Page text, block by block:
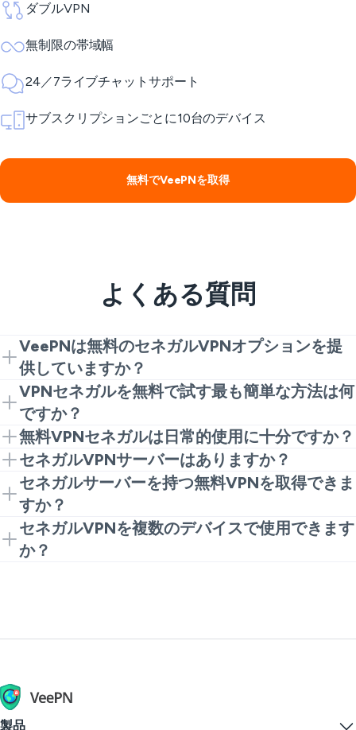
ダブルVPN
無制限の帯域幅
24／7ライブチャットサポート
サブスクリプションごとに10台のデバイス
無料でVeePNを取得
よくある質問
VeePNは無料のセネガルVPNオプションを提
供していますか？
はい。セネガルVPNの無料オプションの1つは、
VeePNによるブラウザ拡張機能で、軽いブラウジング
を可能にし、さらに必要に応じて完全なアプリに進む
ことができます。
VPNセネガルを無料で試す最も簡単な方法は何
ですか？
Chrome拡張をインストールして接続をクリックする
だけで完了です。これはVPNセネガルを試して、あま
り考えずに済む最も迅速なプロセスです。
無料VPNセネガルは日常的使用に十分ですか？
基本的なプライバシーと安全なWi-Fi用には、はい。
ただし、たくさんストリーミングしたり、追加の保護
ツールが必要な場合は、完全なアプリバージョンの方
が通常スムーズに感じます。
セネガルVPNサーバーはありますか？
特定のタスクのためにセネガルVPNサーバーを必要と
する人がいます。サーバーの可用性は変化することが
あるため、依存する前にVeePN内の現在のサーバーリ
ストを確認するのが最善です。
セネガルサーバーを持つ無料VPNを取得できま
すか？
インターネット上では、セネガルサーバーを持つ無料
VPNのようなプロモーションを見つけることがありま
セネガルVPNを複数のデバイスで使用できます
か？
製品